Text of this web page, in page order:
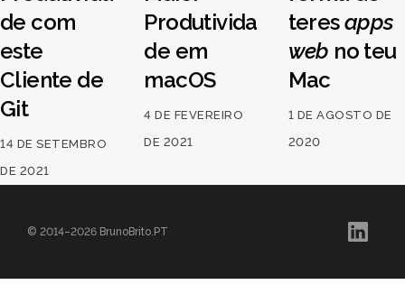
de com
este
Cliente de
Git
14 DE SETEMBRO
DE 2021
Produtivida
de em
macOS
4 DE FEVEREIRO
DE 2021
teresapps
web no teu
Mac
1 DE AGOSTO DE
2020
© 2014–2026 BrunoBrito.PT